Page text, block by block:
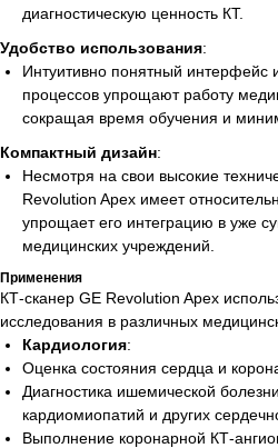
диагностическую ценность КТ.
Удобство использования:
Интуитивно понятный интерфейс
процессов упрощают работу
сокращая время обучения и
Компактный дизайн:
Несмотря на свои высокие
Revolution Apex имеет
упрощает его интеграцию в уже
медицинских учреждений.
Применения
КТ-сканер GE Revolution Apex
исследования в различных
Кардиология:
Оценка состояния сердца и
Диагностика ишемической
кардиомиопатий и других
Выполнение коронарной КТ-